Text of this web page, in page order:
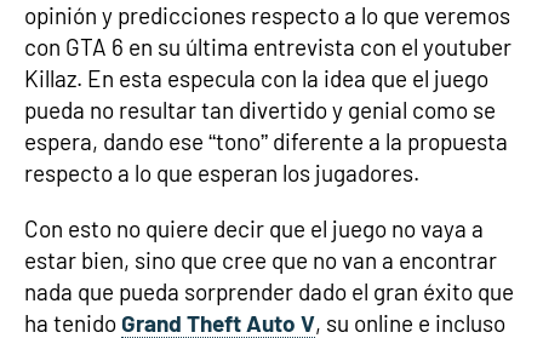
opinión y predicciones respecto a lo que veremos
con GTA 6 en su última entrevista con el youtuber
Killaz. En esta especula con la idea que el juego
pueda no resultar tan divertido y genial como se
espera, dando ese “tono” diferente a la propuesta
respecto a lo que esperan los jugadores.
Con esto no quiere decir que el juego no vaya a
estar bien, sino que cree que no van a encontrar
nada que pueda sorprender dado el gran éxito que
ha tenidoGrand Theft Auto V, su online e incluso